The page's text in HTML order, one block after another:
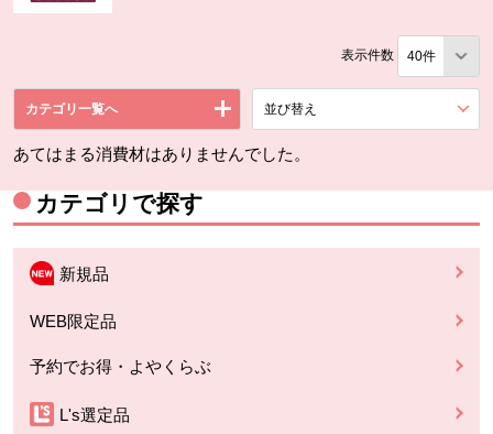
表示件数
カテゴリ一覧へ 並び替え
あてはまる消費材はありませんでした。
カテゴリで探す
新規品
WEB限定品
予約でお得・よやくらぶ
L's選定品